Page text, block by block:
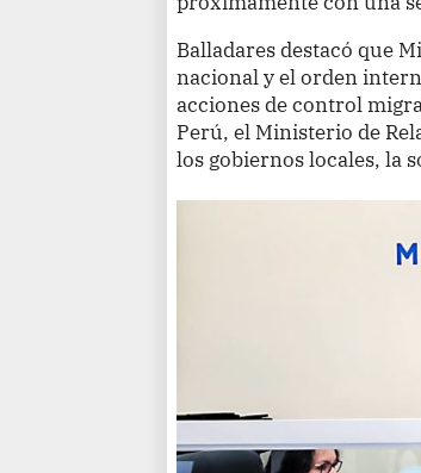
Balladares destacó que
nacional y el orden
acciones de control
Perú, el Ministerio de
los gobiernos locales, la